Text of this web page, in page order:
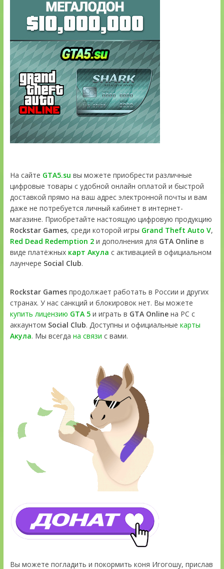
На сайте GTA5.su вы можете приобрести различные
цифровые товары с удобной онлайн оплатой и быстрой
доставкой прямо на ваш адрес электронной почты и вам
даже не потребуется личный кабинет в интернет-
магазине. Приобретайте настоящую цифровую продукцию
Rockstar Games, среди которой игры Grand Theft Auto V,
Red Dead Redemption 2и дополнения для GTA Onlineв
виде платёжных карт Акула с активацией в официальном
лаунчере Social Club.
Rockstar Gamesпродолжает работать в России и других
странах. У нас санкций и блокировок нет. Вы можете
купить лицензию GTA 5и играть в GTA Onlineна PC с
аккаунтом Social Club. Доступны и официальные карты
Акула. Мы всегда на связи с вами.
Вы можете погладить и покормить коня Игогошу, прислав